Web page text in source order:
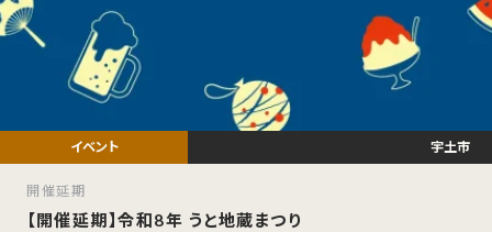
【開催延期】令和8年 うと地蔵まつり
宇土市
開催延期